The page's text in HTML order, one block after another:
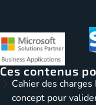
Ces contenus
Cahier des
concept pour